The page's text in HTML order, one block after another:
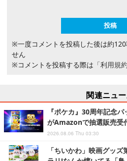
※一度コメントを投稿した後は約
せん
※コメントを投稿する際は 「利用規約
関連ニュー
『ポケカ』30周年記念
がAmazonで抽選販売受
2026.08.06 Thu 03:30
「ちいかわ」映画グッ